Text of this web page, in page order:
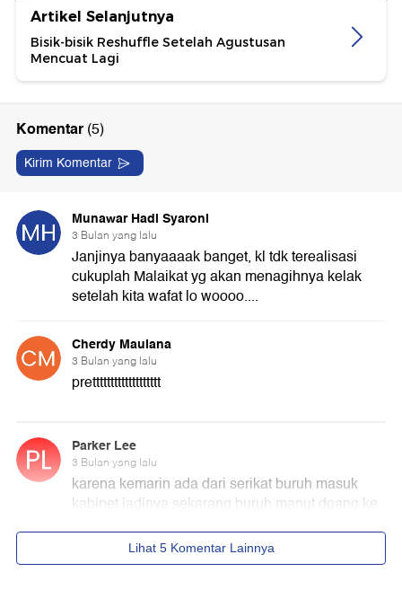
Artikel Selanjutnya
Bisik-bisik Reshuffle Setelah Agustusan
Mencuat Lagi